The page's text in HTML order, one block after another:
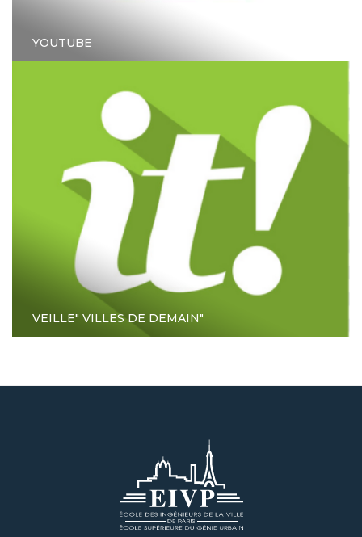
YOUTUBE
VEILLE" VILLES DE DEMAIN"